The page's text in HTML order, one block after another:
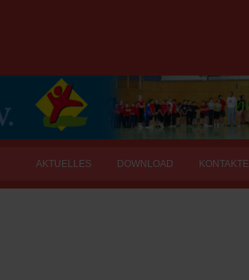
AKTUELLES DOWNLOAD KONTAKTE